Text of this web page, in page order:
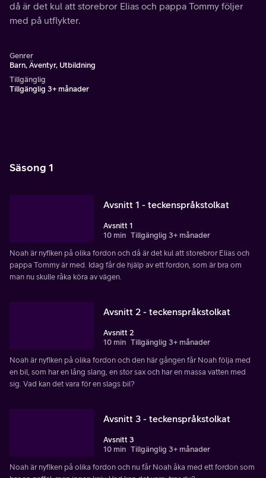
då är det kul att storebror Elias och pappa Tommy följer
med på utflykter.
Genrer
Barn, Äventyr, Utbildning
Tillgänglig
Tillgänglig 3+ månader
Säsong 1
Avsnitt 1 - teckenspråkstolkat
Avsnitt 1
10 min Tillgänglig 3+ månader
Noah är nyfiken på olika fordon och då är det kul att storebror Elias och
pappa Tommy är med. Idag får de hjälp av ett fordon, som är bra om
man nu skulle råka köra av vägen.
Avsnitt 2 - teckenspråkstolkat
Avsnitt 2
10 min Tillgänglig 3+ månader
Noah är nyfiken på olika fordon och den här gången får Noah följa med
en bil, som har en lång slang, en stor sax och har en massa vatten med
sig. Vad kan det vara för en slags bil?
Avsnitt 3 - teckenspråkstolkat
Avsnitt 3
10 min Tillgänglig 3+ månader
Noah är nyfiken på olika fordon och nu får Noah åka med ett fordon som